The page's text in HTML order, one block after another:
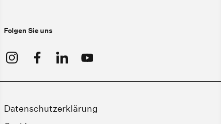
Folgen Sie uns
Datenschutzerklärung